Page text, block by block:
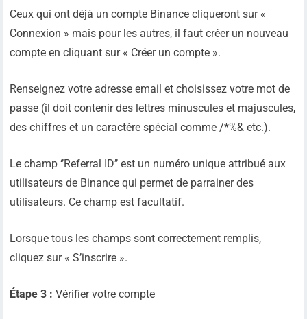
Ceux qui ont déjà un compte Binance cliqueront sur «
Connexion » mais pour les autres, il faut créer un nouveau
compte en cliquant sur « Créer un compte ».
Renseignez votre adresse email et choisissez votre mot de
passe (il doit contenir des lettres minuscules et majuscules,
des chiffres et un caractère spécial comme /*%& etc.).
Le champ ‘’Referral ID’’ est un numéro unique attribué aux
utilisateurs de Binance qui permet de parrainer des
utilisateurs. Ce champ est facultatif.
Lorsque tous les champs sont correctement remplis,
cliquez sur « S’inscrire ».
Étape 3 : Vérifier votre compte